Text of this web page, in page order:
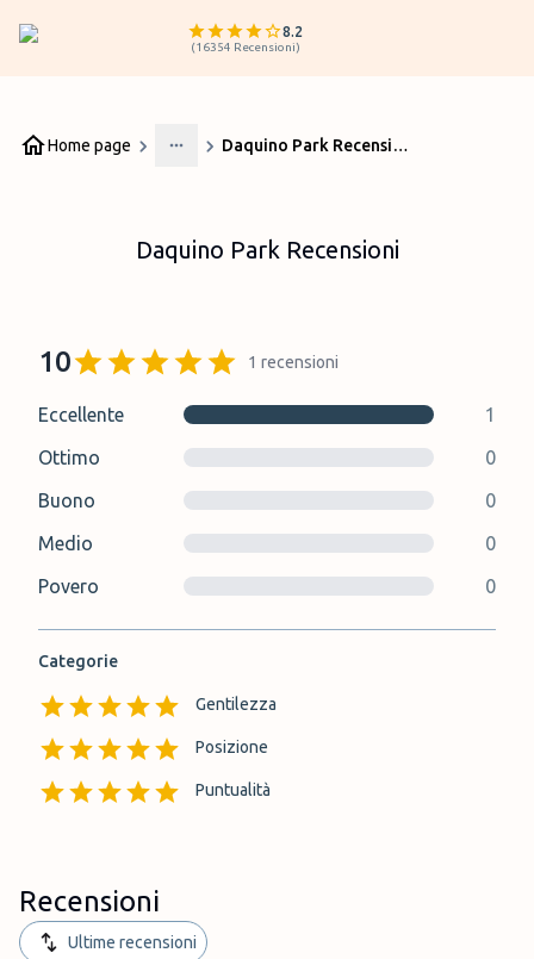
8.2
(16354 Recensioni)
Home page
More
Daquino Park Recensioni
Daquino Park Recensioni
10 1 recensioni
Eccellente
1
Ottimo
0
Buono
0
Medio
0
Povero
0
Categorie
Gentilezza
Posizione
Puntualità
Recensioni
Ultime recensioni